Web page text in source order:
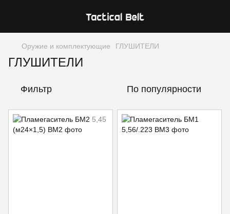
Оружие и комплектующие ГЛУШИТЕЛИ
ГЛУШИТЕЛИ
Фильтр По популярности